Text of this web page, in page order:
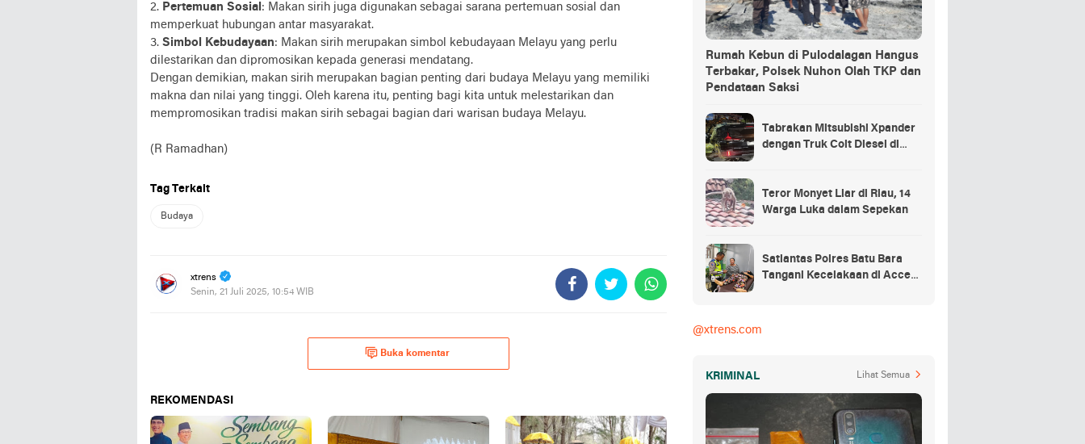
2. Pertemuan Sosial: Makan sirih juga digunakan sebagai sarana pertemuan sosial dan
memperkuat hubungan antar masyarakat.
3. Simbol Kebudayaan: Makan sirih merupakan simbol kebudayaan Melayu yang perlu
dilestarikan dan dipromosikan kepada generasi mendatang.
Dengan demikian, makan sirih merupakan bagian penting dari budaya Melayu yang memiliki
makna dan nilai yang tinggi. Oleh karena itu, penting bagi kita untuk melestarikan dan
mempromosikan tradisi makan sirih sebagai bagian dari warisan budaya Melayu.
(R Ramadhan)
Tag Terkait
Budaya
xtrens
Senin, 21 Juli 2025, 10:54 WIB
Buka komentar
REKOMENDASI
Rumah Kebun di Pulodalagan Hangus
Terbakar, Polsek Nuhon Olah TKP dan
Pendataan Saksi
Tabrakan Mitsubishi Xpander
dengan Truk Colt Diesel di
Teror Monyet Liar di Riau, 14
Warga Luka dalam Sepekan
Satlantas Polres Batu Bara
Tangani Kecelakaan di Access
@xtrens.com
KRIMINAL Lihat Semua